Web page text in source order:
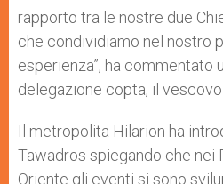
rapporto tra le nostre due
che condividiamo nel nostro
esperienza”, ha commentato
delegazione copta, il vescovo
Il metropolita Hilarion ha
Tawadros spiegando che nei
Oriente gli eventi si sono